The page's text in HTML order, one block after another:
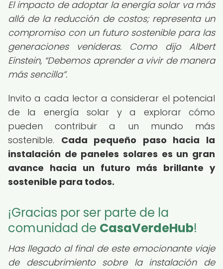
El impacto de adoptar la energía solar va más
allá de la reducción de costos; representa un
compromiso con un futuro sostenible para las
generaciones venideras. Como dijo Albert
Einstein, Debemos aprender a vivir de manera
más sencilla .
Invito a cada lector a considerar el potencial
de la energía solar y a explorar cómo
pueden contribuir a un mundo más
sostenible. Cada pequeño paso hacia la
instalación de paneles solares es un gran
avance hacia un futuro más brillante y
sostenible para todos.
¡Gracias por ser parte de la
comunidad de CasaVerdeHub!
Has llegado al final de este emocionante viaje
de descubrimiento sobre la instalación de